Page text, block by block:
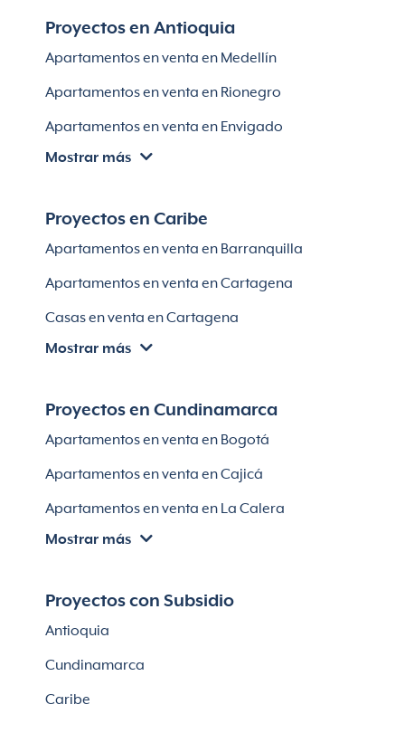
Proyectos en Antioquia
Apartamentos en venta en Medellín
Apartamentos en venta en Rionegro
Apartamentos en venta en Envigado
Apartamentos en venta en Itagüí
Apartamentos en venta en Bello
Mostrar más
Proyectos en Caribe
Apartamentos en venta en Barranquilla
Apartamentos en venta en Cartagena
Casas en venta en Cartagena
Villas en Cartagena
Apartamentos en venta en Soledad
Mostrar más
Proyectos en Cundinamarca
Apartamentos en venta en Bogotá
Apartamentos en venta en Cajicá
Apartamentos en venta en La Calera
Apartamentos en venta en Chía
Casas en Cajicá
Mostrar más
Proyectos con Subsidio
Antioquia
Cundinamarca
Caribe